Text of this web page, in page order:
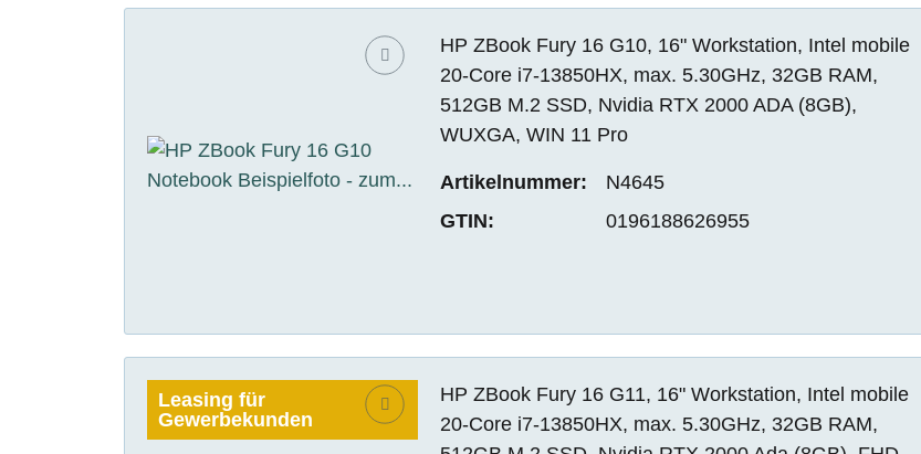
HP ZBook Fury 16 G10, 16" Workstation, Intel mobile
20-Core i7-13850HX, max. 5.30GHz, 32GB RAM,
512GB M.2 SSD, Nvidia RTX 2000 ADA (8GB),
WUXGA, WIN 11 Pro
Artikelnummer:
N4645
GTIN:
0196188626955
Leasing für
Gewerbekunden
HP ZBook Fury 16 G11, 16" Workstation, Intel mobile
20-Core i7-13850HX, max. 5.30GHz, 32GB RAM,